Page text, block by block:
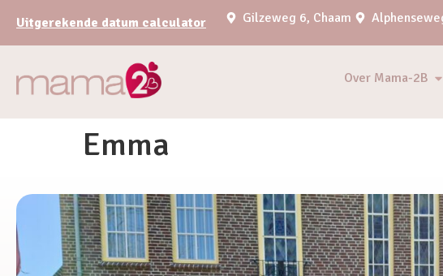
Uitgerekende datum calculator Gilzeweg 6, Chaam
Over Mama-2B
Emma